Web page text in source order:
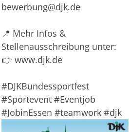
bewerbung@djk.de
📍 Mehr Infos &
Stellenausschreibung unter:
👉 www.djk.de
#DJKBundessportfest
#Sportevent #Eventjob
#JobinEssen #teamwork #djk